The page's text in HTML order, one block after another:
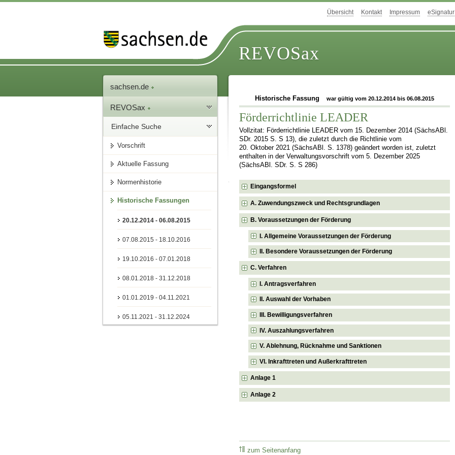
Übersicht Kontakt Impressum eSignatur
REVOSax
sachsen.de
REVOSax
Einfache Suche
Vorschrift
Aktuelle Fassung
Normenhistorie
Historische Fassungen
20.12.2014 - 06.08.2015
07.08.2015 - 18.10.2016
19.10.2016 - 07.01.2018
08.01.2018 - 31.12.2018
01.01.2019 - 04.11.2021
05.11.2021 - 31.12.2024
Historische Fassung war gültig vom 20.12.2014 bis 06.08.2015
Förderrichtlinie LEADER
Vollzitat: Förderrichtlinie LEADER vom 15. Dezember 2014 (SächsABl.
SDr. 2015 S. S 13), die zuletzt durch die Richtlinie vom
20. Oktober 2021 (SächsABl. S. 1378) geändert worden ist, zuletzt
enthalten in der Verwaltungsvorschrift vom 5. Dezember 2025
(SächsABl. SDr. S. S 286)
Eingangsformel
A. Zuwendungszweck und Rechtsgrundlagen
B. Voraussetzungen der Förderung
I. Allgemeine Voraussetzungen der Förderung
II. Besondere Voraussetzungen der Förderung
C. Verfahren
I. Antragsverfahren
II. Auswahl der Vorhaben
III. Bewilligungsverfahren
IV. Auszahlungsverfahren
V. Ablehnung, Rücknahme und Sanktionen
VI. Inkrafttreten und Außerkrafttreten
Anlage 1
Anlage 2
zum Seitenanfang